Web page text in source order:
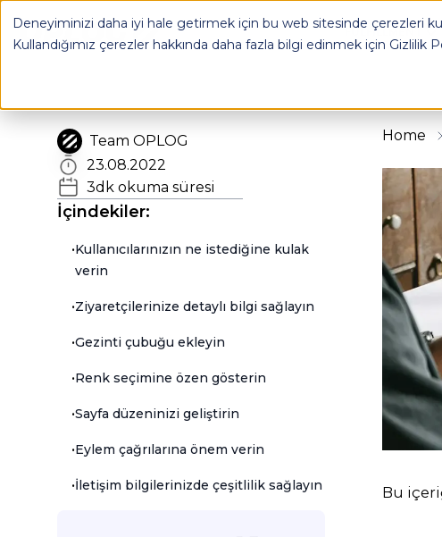
Deneyiminizi daha iyi hale getirmek için bu web sitesinde çerezleri
Kullandığımız çerezler hakkında daha fazla bilgi edinmek için Gizlilik
OPLOG FULFILLMENT
Home
Bu
Team OPLOG
23.08.2022
3dk okuma süresi
İçindekiler:
•Kullanıcılarınızın ne istediğine kulak
verin
•Ziyaretçilerinize detaylı bilgi sağlayın
•Gezinti çubuğu ekleyin
•Renk seçimine özen gösterin
•Sayfa düzeninizi geliştirin
•Eylem çağrılarına önem verin
•İletişim bilgilerinizde çeşitlilik sağlayın